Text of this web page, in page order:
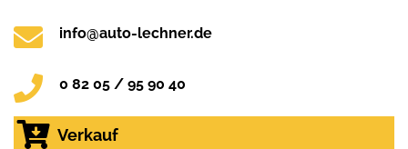
info@auto-lechner.de
0 82 05 / 95 90 40
Verkauf